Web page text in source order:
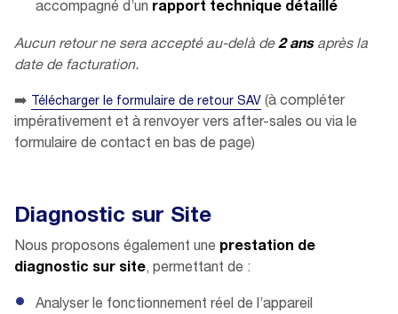
accompagné d’un rapport technique détaillé
Aucun retour ne sera accepté au-delà de2 ansaprès la
date de facturation.
➡️ Télécharger le formulaire de retour SAV (à compléter
impérativement et à renvoyer vers after-sales ou via le
formulaire de contact en bas de page)
Diagnostic sur Site
Nous proposons également une prestation de
diagnostic sur site, permettant de :
Analyser le fonctionnement réel de l’appareil